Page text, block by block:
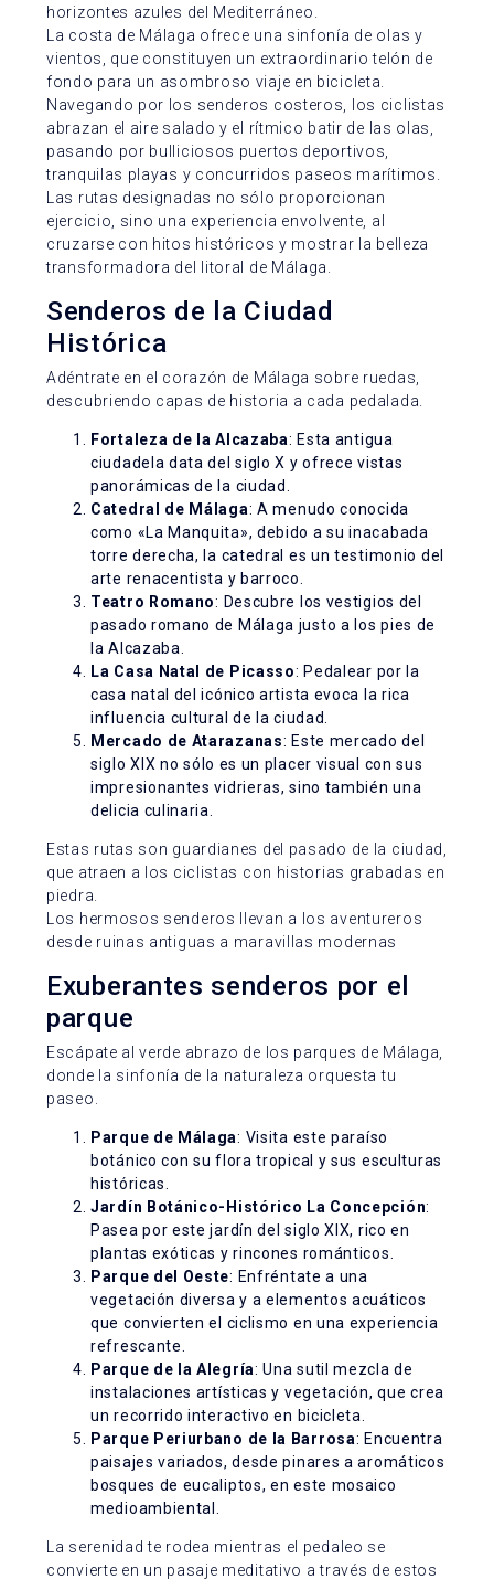
horizontes azules del Mediterráneo.
La costa de Málaga ofrece una sinfonía de olas y
vientos, que constituyen un extraordinario telón de
fondo para un asombroso viaje en bicicleta.
Navegando por los senderos costeros, los ciclistas
abrazan el aire salado y el rítmico batir de las olas,
pasando por bulliciosos puertos deportivos,
tranquilas playas y concurridos paseos marítimos.
Las rutas designadas no sólo proporcionan
ejercicio, sino una experiencia envolvente, al
cruzarse con hitos históricos y mostrar la belleza
transformadora del litoral de Málaga.
Senderos de la Ciudad
Histórica
Adéntrate en el corazón de Málaga sobre ruedas,
descubriendo capas de historia a cada pedalada.
Fortaleza de la Alcazaba: Esta antigua
ciudadela data del siglo X y ofrece vistas
panorámicas de la ciudad.
Catedral de Málaga: A menudo conocida
como «La Manquita», debido a su inacabada
torre derecha, la catedral es un testimonio del
arte renacentista y barroco.
Teatro Romano: Descubre los vestigios del
pasado romano de Málaga justo a los pies de
la Alcazaba.
La Casa Natal de Picasso: Pedalear por la
casa natal del icónico artista evoca la rica
influencia cultural de la ciudad.
Mercado de Atarazanas: Este mercado del
siglo XIX no sólo es un placer visual con sus
impresionantes vidrieras, sino también una
delicia culinaria.
Estas rutas son guardianes del pasado de la ciudad,
que atraen a los ciclistas con historias grabadas en
piedra.
Los hermosos senderos llevan a los aventureros
desde ruinas antiguas a maravillas modernas
Exuberantes senderos por el
parque
Escápate al verde abrazo de los parques de Málaga,
donde la sinfonía de la naturaleza orquesta tu
paseo.
Parque de Málaga: Visita este paraíso
botánico con su flora tropical y sus esculturas
históricas.
Jardín Botánico-Histórico La Concepción:
Pasea por este jardín del siglo XIX, rico en
plantas exóticas y rincones románticos.
Parque del Oeste: Enfréntate a una
vegetación diversa y a elementos acuáticos
que convierten el ciclismo en una experiencia
refrescante.
Parque de la Alegría: Una sutil mezcla de
instalaciones artísticas y vegetación, que crea
un recorrido interactivo en bicicleta.
Parque Periurbano de la Barrosa: Encuentra
paisajes variados, desde pinares a aromáticos
bosques de eucaliptos, en este mosaico
medioambiental.
La serenidad te rodea mientras el pedaleo se
convierte en un pasaje meditativo a través de estos